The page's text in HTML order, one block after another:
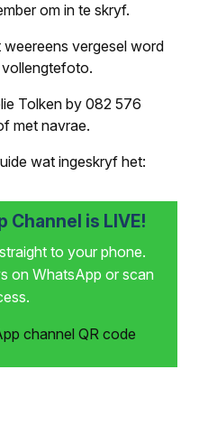
om in te skryf.
vergesel word
vollengte­foto.
Tolken by 082 576
met navrae.
wat ingeskryf het:
Channel is LIVE!
to your phone.
on WhatsApp or scan